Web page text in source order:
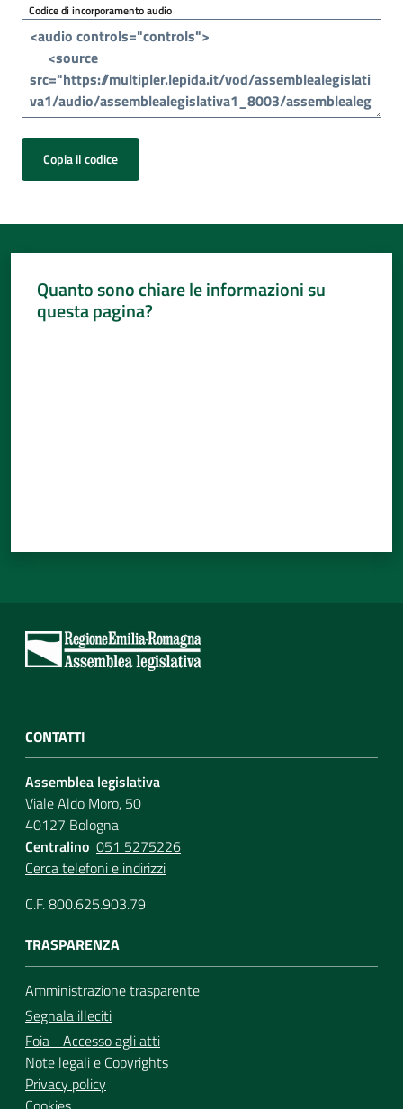
i
cittadini
Codice di incorporamento audio
Copia il codice
Quanto sono chiare le informazioni su
questa pagina?
CONTATTI
Assemblea legislativa
Viale Aldo Moro, 50
40127 Bologna
Centralino 051 5275226
Cerca telefoni e indirizzi
C.F. 800.625.903.79
TRASPARENZA
Amministrazione trasparente
Segnala illeciti
Foia - Accesso agli atti
Note legalie Copyrights
Privacy policy